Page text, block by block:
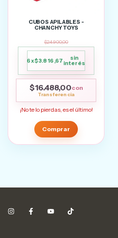
CUBOS APILABLES -
CHANCHY TOYS
$24.900,00
6x$3.816,67 sin
interés
$16.488,00con
¡No te lo pierdas, es el último!